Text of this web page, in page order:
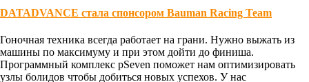
DATADVANCE стала спонсором Bauman Racing Team
Гоночная техника всегда работает на грани. Нужно выжать из
машины по максимуму и при этом дойти до финиша.
Программный комплекс pSeven поможет нам оптимизировать
узлы болидов чтобы добиться новых успехов. У нас